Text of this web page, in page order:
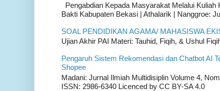
Pengabdian Kepada Masyarakat Melalui
Bakti Kabupaten Bekasi | Athalarik | Nanggroe:
SOAL PENDIDIKAN AGAMA/ MAHASISWA
Ujian Akhir PAI Materi: Tauhid, Fiqih, & Ushul
Pengaruh Sistem Rekomendasi dan Chatbot AI
Shopee
Madani: Jurnal Ilmiah Multidisiplin Volume 4,
ISSN: 2986-6340 Licenced by CC BY-SA